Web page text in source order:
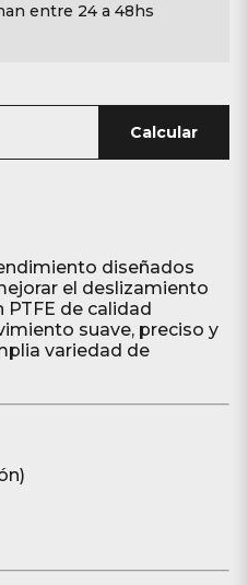
entre 24 a 48hs
Calcular
diseñados
el deslizamiento
PTFE de calidad
suave, preciso y
variedad de